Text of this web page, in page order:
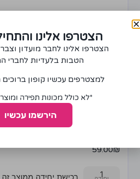
59.00₪
1
הצטרפו אלינו
הצטרפו אלינו לחבר מועדון
הטבות בלעדיות לחברי
למצטרפים עכשיו קופון ברוכים
*לא כולל מכונות תפירה
הירשמו עכשיו